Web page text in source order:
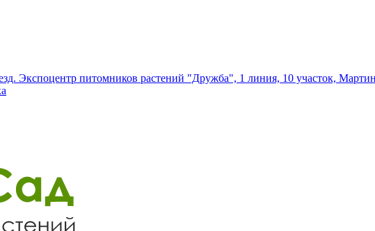
Экспоцентр питомников растений "Дружба", 1 линия, 10 участок,